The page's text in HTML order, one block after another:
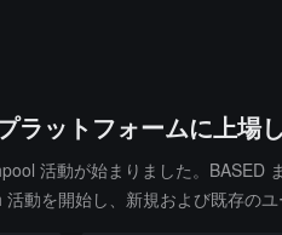
ラットフォームに上場
活動が始まりました。
動を開始し、新規および既存の